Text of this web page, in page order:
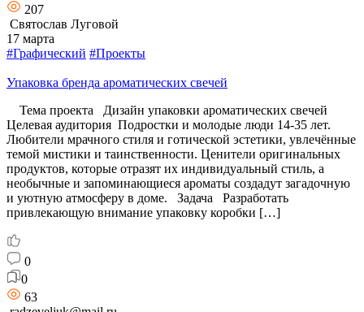
207
Святослав Луговой
17 марта
#Графический #Проекты
Упаковка бренда ароматических свечей
Тема проекта Дизайн упаковки ароматических свечей
Целевая аудитория Подростки и молодые люди 14-35 лет.
Любители мрачного стиля и готической эстетики, увлечённые
темой мистики и таинственности. Ценители оригинальных
продуктов, которые отразят их индивидуальный стиль, а
необычные и запоминающиеся ароматы создадут загадочную
и уютную атмосферу в доме. Задача Разработать
привлекающую внимание упаковку коробки […]
0
0
63